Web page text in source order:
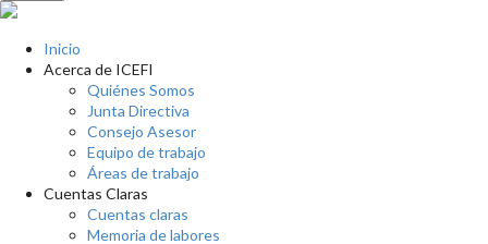
Inicio
Acerca de ICEFI
Quiénes Somos
Junta Directiva
Consejo Asesor
Equipo de trabajo
Áreas de trabajo
Cuentas Claras
Cuentas claras
Memoria de labores